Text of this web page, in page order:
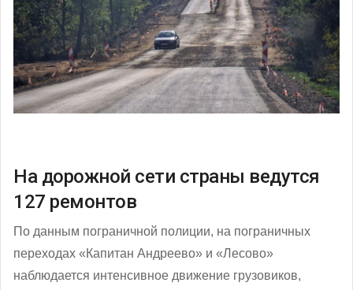
На дорожной сети страны ведутся
127 ремонтов
По данным пограничной полиции, на пограничных
переходах «Капитан Андреево» и «Лесово»
наблюдается интенсивное движение грузовиков,